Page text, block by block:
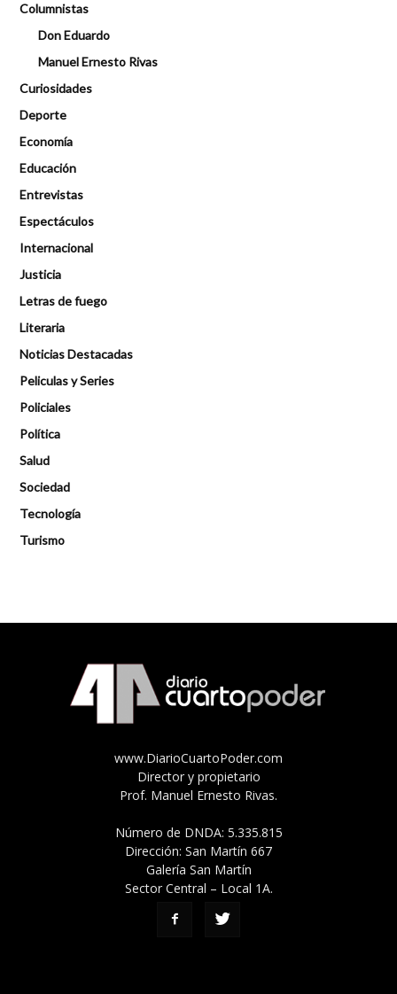
Columnistas
Don Eduardo
Manuel Ernesto Rivas
Curiosidades
Deporte
Economía
Educación
Entrevistas
Espectáculos
Internacional
Justicia
Letras de fuego
Literaria
Noticias Destacadas
Peliculas y Series
Policiales
Política
Salud
Sociedad
Tecnología
Turismo
www.DiarioCuartoPoder.com
Director y propietario
Prof. Manuel Ernesto Rivas.
Número de DNDA: 5.335.815
Dirección: San Martín 667
Galería San Martín
Sector Central – Local 1A.